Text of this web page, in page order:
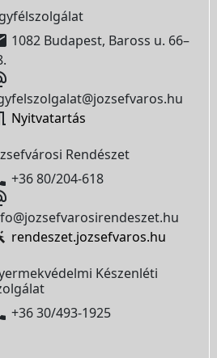
1082 Budapest, Baross u. 66–
Nyitvatartás
Rendészet
+36 80/204-618
rendeszet.jozsefvaros.hu
Készenléti
+36 30/493-1925